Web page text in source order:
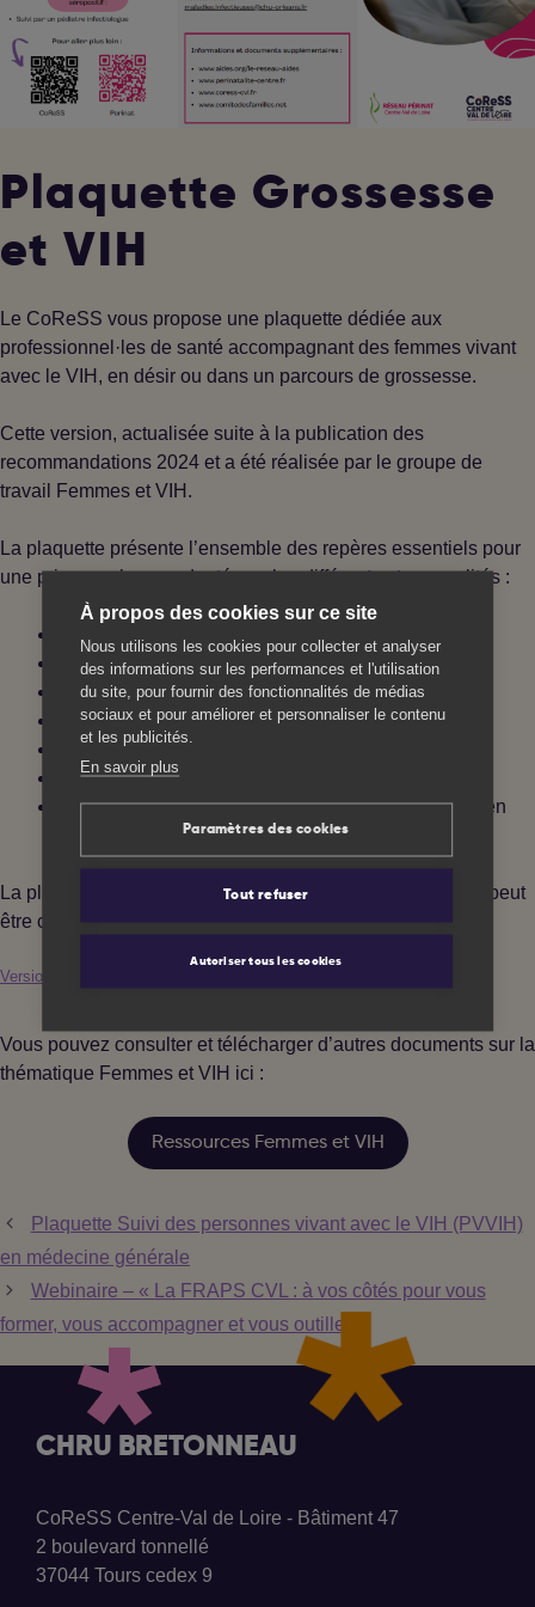
Plaquette Grossesse
et VIH
Le CoReSS vous propose une plaquette dédiée aux
professionnel·les de santé accompagnant des femmes vivant
avec le VIH, en désir ou dans un parcours de grossesse.
Cette version, actualisée suite à la publication des
recommandations 2024 et a été réalisée par le groupe de
travail Femmes et VIH.
La plaquette présente l’ensemble des repères essentiels pour
une prise en charge adaptée, selon différentes temporalités :
Le suivi pendant la grossesse ;
L’accouchement ;
Un rappel des notions clé de confidentialité ;
L’allaitement maternel ;
Le suivi après l’accouchement ;
Un encart est dédié aux ressources et acteur·rices en
Centre-Val de Loire.
La plaquette est disponible en PDF, et une version papier peut
être commandée auprès du CoReSS.
Version Finale Plaquette Grossesse et VIH
Vous pouvez consulter et télécharger d’autres documents sur la
thématique Femmes et VIH ici :
Ressources Femmes et VIH
Plaquette Suivi des personnes vivant avec le VIH (PVVIH)
en médecine générale
Webinaire – « La FRAPS CVL : à vos côtés pour vous
former, vous accompagner et vous outiller »
CHRU BRETONNEAU
CoReSS Centre-Val de Loire - Bâtiment 47
2 boulevard tonnellé
37044 Tours cedex 9
À propos des cookies sur ce site
Nous utilisons les cookies pour collecter et analyser
des informations sur les performances et l'utilisation
du site, pour fournir des fonctionnalités de médias
sociaux et pour améliorer et personnaliser le contenu
et les publicités.
En savoir plus
Paramètres des cookies
Tout refuser
Autoriser tous les cookies